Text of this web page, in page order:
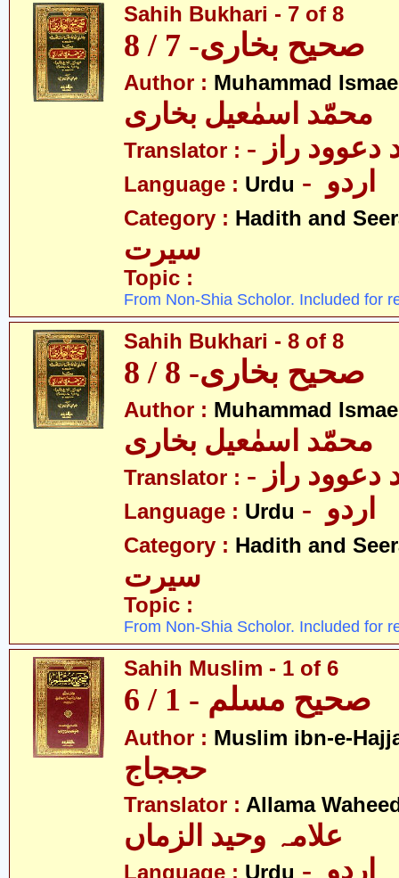
Sahih Bukhari - 7 of 8
صحیح بخاری- 7 / 8
Author : Muhammad
محمّد اسمٰعیل بخاری
Translator : دعوود راز
Language : Urdu
Category : Hadith and
سیرت
Topic :
From Non-Shia Scholor. Included for
Sahih Bukhari - 8 of 8
صحیح بخاری- 8 / 8
Author : Muhammad
محمّد اسمٰعیل بخاری
Translator : دعوود راز
Language : Urdu
Category : Hadith and
سیرت
Topic :
From Non-Shia Scholor. Included for
Sahih Muslim - 1 of 6
صحیح مسلم - 1 / 6
Author : Muslim ibn-e-
حججاج
Translator : Allama
علامہ وحید الزماں
Language : Urdu